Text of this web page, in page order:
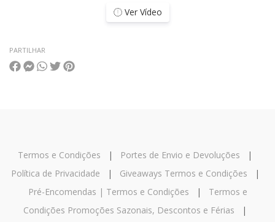
Ver Vídeo
PARTILHAR
Termos e Condições | Portes de Envio e Devoluções |
Política de Privacidade | Giveaways Termos e Condições |
Pré-Encomendas | Termos e Condições | Termos e
Condições Promoções Sazonais, Descontos e Férias |